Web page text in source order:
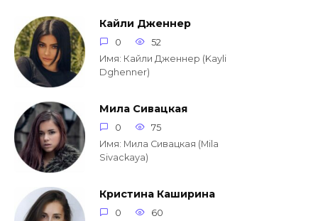
Кайли Дженнер
0
52
Имя: Кайли Дженнер (Kayli
Dghenner)
Мила Сивацкая
0
75
Имя: Мила Сивацкая (Mila
Sivackaya)
Кристина Каширина
0
60